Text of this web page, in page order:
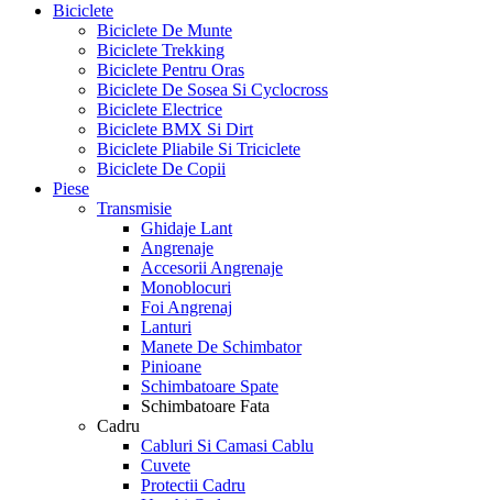
Biciclete
Biciclete De Munte
Biciclete Trekking
Biciclete Pentru Oras
Biciclete De Sosea Si Cyclocross
Biciclete Electrice
Biciclete BMX Si Dirt
Biciclete Pliabile Si Triciclete
Biciclete De Copii
Piese
Transmisie
Ghidaje Lant
Angrenaje
Accesorii Angrenaje
Monoblocuri
Foi Angrenaj
Lanturi
Manete De Schimbator
Pinioane
Schimbatoare Spate
Schimbatoare Fata
Cadru
Cabluri Si Camasi Cablu
Cuvete
Protectii Cadru